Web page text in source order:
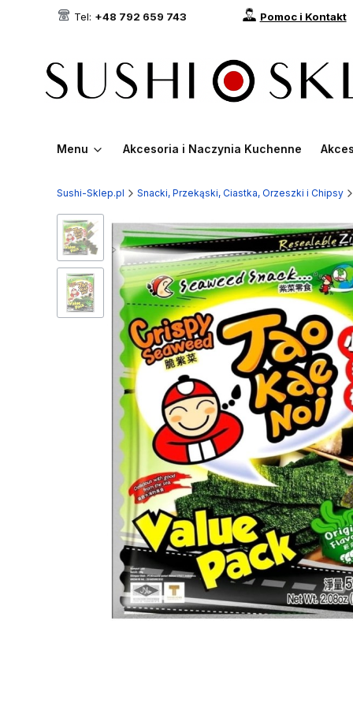
Tel: +48 792 659 743 Pomoc i Kontakt
Menu Akcesoria i Naczynia Kuchenne
Sushi-Sklep.pl Snacki, Przekąski, Ciastka, Orzeszki i Chipsy